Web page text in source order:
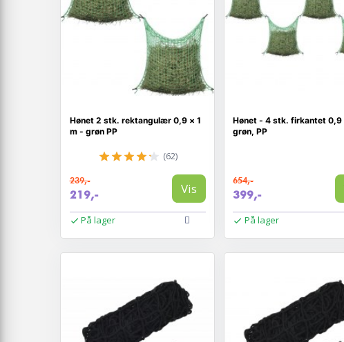
Hønet 2 stk. rektangulær 0,9 × 1
m - grøn PP
(62)
239,-
219,- Vis
På lager
Hønet - 4 stk. firkantet 0,9
grøn, PP
654,-
399,-
På lager